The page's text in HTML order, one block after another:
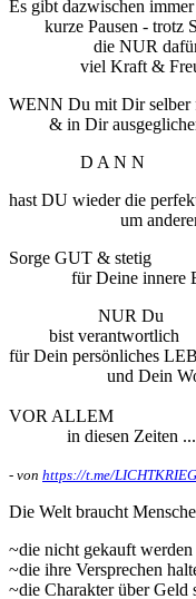
Es gibt dazwischen immer
kurze Pausen - trotz
die NUR dafür
viel Kraft &
WENN Du mit Dir selber
& in Dir
D A N N
hast DU wieder die
um anderen zu
Sorge GUT & stetig
für Deine innere
NUR Du
bist verantwortlich
für Dein persönliches
und Dein
VOR ALLEM
in diesen Zeiten ....
- von https://t.me/
Die Welt braucht
~die nicht gekauft werden
~die ihre Versprechen
~die Charakter über Geld